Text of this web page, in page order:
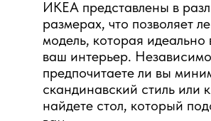
ИКЕА представлены в
размерах, что позволяет
модель, которая идеально
ваш интерьер.
предпочитаете ли вы
скандинавский стиль или
найдете стол, который